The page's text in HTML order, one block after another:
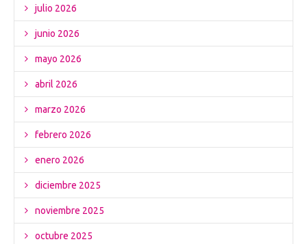
julio 2026
junio 2026
mayo 2026
abril 2026
marzo 2026
febrero 2026
enero 2026
diciembre 2025
noviembre 2025
octubre 2025